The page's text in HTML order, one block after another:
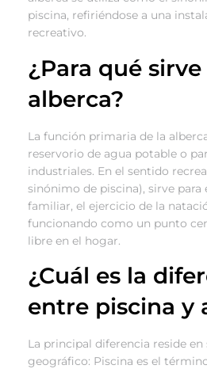
piscina, refiriéndose a una
recreativo.
¿Para qué sirve
alberca?
La función primaria de la
reservorio de agua potable o
industriales. En el sentido
sinónimo de piscina), sirve para
familiar, el ejercicio de la
funcionando como un punto
libre en el hogar.
¿Cuál es la
entre piscina y
La principal diferencia reside
geográfico: Piscina es el